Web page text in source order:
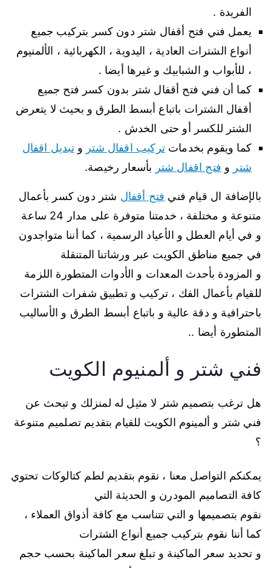
الفريدة .
يعمل فني فتح أقفال شتر دون كسر بتركيب جميع
أنواع الشترات العادية ، اليدوية ، الكهربائية ، الألمنيوم
، للأبواب و الشبابيك و غيرها أيضا .
كما أن فني فتح أقفال شتر بدون كسر فتح جميع
أقفال الشترات باتباع أبسط الطرق و بحيث لا يتعرض
الشتر للكسر أو حتى الخدش .
كما ويقوم بخدماتتركيب اقفال شتر وتبديل اقفال
شتر و فتح اقفال شتر بأسعار رخيصة.
بالإضافة ال قيام فني فتح أقفال شتر دون كسر بأعمال
متنوعة و مختلفة ، خدمتنا متوفرة على مدار 24 ساعة
و في أيام العطل و الأعياد الرسمية ، كما أننا متواجدون
في جميع مناطق الكويت عبر ورشاتنا المتنقلة
و المزودة بأحدث المعدات و الأدوات المتطورة اللزمة
للقيام بأعمال الفك ، تركيب و تطبيق شفرات الشترات
باحترافية و دقة عالية و باتباع أبسط الطرق و الأساليب
المتطورة أيضا ..
فني شتر و ألمنيوم الكويت
هل ترغب بتصميم شتر لا مثيل له لمنزلك و تبحث عن
فني شتر و ألمينوم الكويت للقيام بتقديم تصلميم متنوعة
؟
يمكنكم التواصل معنا ، نقوم بتقديم لطم كتالوكات تحتوي
كافة التصاميم المودرن و الحديثة التي
نقوم بتصميمها و التي تتناسب مع كافة أذواق العملاء ،
كما أننا نقوم بتركيب جميع أنواع الشترات
و تحديد سعر الماكينة و تبلغ سعر الماكينة بحسب حجم